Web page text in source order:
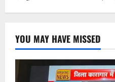
YOU MAY HAVE MISSED